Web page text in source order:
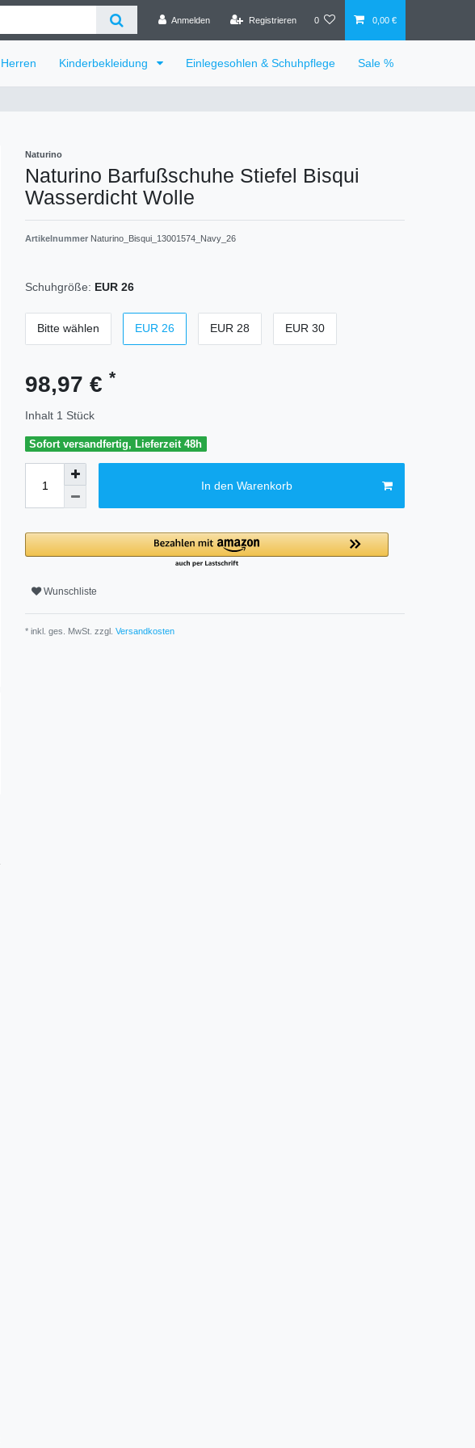
Anmelden Registrieren 0 0,00 €
Herren Kinderbekleidung Einlegesohlen & Schuhpflege Sale %
Naturino
Naturino Barfußschuhe Stiefel Bisqui
Wasserdicht Wolle
Artikelnummer Naturino_Bisqui_13001574_Navy_26
Schuhgröße: EUR 26
Bitte wählen EUR 26 EUR 28 EUR 30
98,97 € *
Inhalt 1 Stück
Sofort versandfertig, Lieferzeit 48h
In den Warenkorb
Wunschliste
* inkl. ges. MwSt. zzgl. Versandkosten